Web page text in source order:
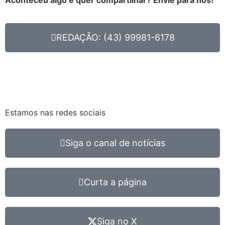
REDAÇÃO: (43) 99981-6178
Estamos nas redes sociais
Siga o canal de notícias
Curta a página
Siga no X